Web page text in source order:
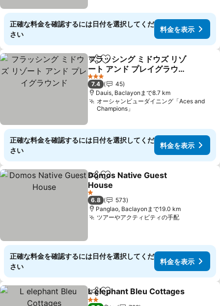
正確な料金を確認するには日付を選択してくだ
さい
料金を表示
シェアお気に入りに追加
フラッシング ミドウズ リゾ
ート アンド プレイグラウン
ド
3 ホテルのランク
7.4
45
Dauis, Baclayonまで8.7 km
オーシャンビューダイニング「Aces and
Champions」
正確な料金を確認するには日付を選択してくだ
さい
料金を表示
シェアお気に入りに追加
Domos Native Guest
House
1 ホテルのランク
6.8
573
Panglao, Baclayonまで19.0 km
ツアーやアクティビティの手配
正確な料金を確認するには日付を選択してくだ
さい
料金を表示
シェアお気に入りに追加
L elephant Bleu Cottages
2 ホテルのランク